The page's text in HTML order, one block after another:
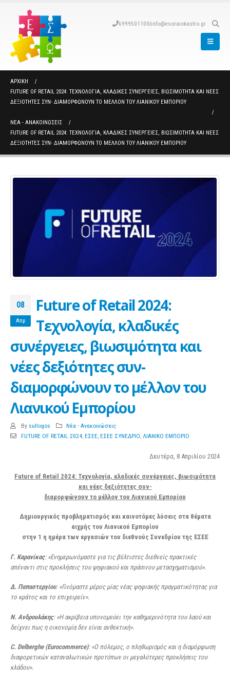
6999501100|info@esoraiokastro.gr
ΑΡΧΙΚΉ
FUTURE OF RETAIL 2024: ΤΕΧΝΟΛΟΓΊΑ, ΚΛΑΔΙΚΈΣ ΣΥΝΈΡΓΕΙΕΣ, ΒΙΩΣΙΜΌΤΗΤΑ ΚΑΙ ΝΈΕΣ
ΔΕΞΙΌΤΗΤΕΣ ΣΥΝ- ΔΙΑΜΟΡΦΏΝΟΥΝ ΤΟ ΜΈΛΛΟΝ ΤΟΥ ΛΙΑΝΙΚΟΎ ΕΜΠΟΡΊΟΥ
ΝΈΑ - ΑΝΑΚΟΙΝΏΣΕΙΣ
FUTURE OF RETAIL 2024: ΤΕΧΝΟΛΟΓΊΑ, ΚΛΑΔΙΚΈΣ ΣΥΝΈΡΓΕΙΕΣ, ΒΙΩΣΙΜΌΤΗΤΑ ΚΑΙ ΝΈΕΣ
ΔΕΞΙΌΤΗΤΕΣ ΣΥΝ- ΔΙΑΜΟΡΦΏΝΟΥΝ ΤΟ ΜΈΛΛΟΝ ΤΟΥ ΛΙΑΝΙΚΟΎ ΕΜΠΟΡΊΟΥ
08
Απρ
Future of Retail 2024:
Τεχνολογία, κλαδικές
συνέργειες, βιωσιμότητα και
νέες δεξιότητες συν-
διαμορφώνουν το μέλλον του
Λιανικού Εμπορίου
By sullogos
Νέα - Ανακοινώσεις
FUTURE OF RETAIL 2024, ΕΣΕΕ, ΕΣΕΕ ΣΥΝΕΔΡΙΟ, ΛΙΑΝΙΚΟ ΕΜΠΟΡΙΟ
Δευτέρα, 8 Απριλίου 2024
Future of Retail 2024: Τεχνολογία, κλαδικές συνέργειες, βιωσιμότητα
και νέες δεξιότητες συν-
διαμορφώνουν το μέλλον του Λιανικού Εμπορίου
Δημιουργικός προβληματισμός και καινοτόμες λύσεις στα θέματα
αιχμής του Λιανικού Εμπορίου
στην 1 η ημέρα των εργασιών του διεθνούς Συνεδρίου της ΕΣΕΕ
Γ. Καρανίκας: «Ενημερωνόμαστε για τις βέλτιστες διεθνείς πρακτικές
απέναντι στις προκλήσεις του ψηφιακού και πράσινου μετασχηματισμού».
Δ. Παπαστεργίου: «Γινόμαστε μέρος μίας νέας ψηφιακής πραγματικότητας για
το κράτος και το επιχειρείν».
Ν. Ανδρουλάκης: «Η ακρίβεια υπονομεύει την καθημερινότητα του λαού και
δείχνει πως η οικονομία δεν είναι ανθεκτική».
C. Delberghe (Eurocommerce): «Ο πόλεμος, ο πληθωρισμός και η διαμόρφωση
διαφορετικών καταναλωτικών προτύπων οι μεγαλύτερες προκλήσεις του
κλάδου».